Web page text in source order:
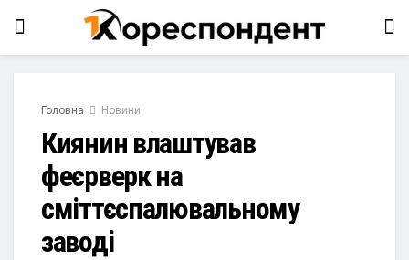
Головна Новини
Киянин влаштував
феєрверк на
сміттєспалювальному
заводі